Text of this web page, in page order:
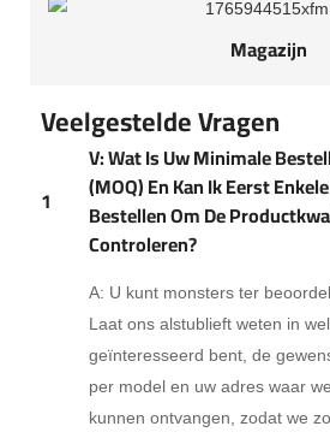
Magazijn
Veelgestelde Vragen
1
V: Wat Is Uw Minimale
(MOQ) En Kan Ik Eerst
Bestellen Om De
Controleren?
A: U kunt monsters ter
Laat ons alstublieft weten in
geïnteresseerd bent, de
per model en uw adres waar
kunnen ontvangen, zodat we